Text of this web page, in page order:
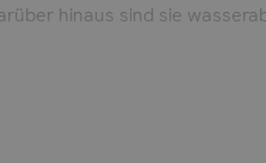
hinaus sind sie
Reinigung und